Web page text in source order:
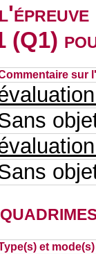
(Q1)
sur
et